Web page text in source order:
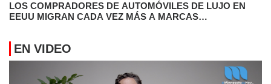
LOS COMPRADORES DE AUTOMÓVILES DE LUJO EN
EEUU MIGRAN CADA VEZ MÁS A MARCAS
EN VIDEO